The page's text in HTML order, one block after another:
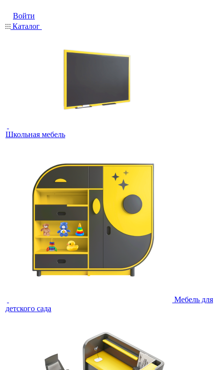
Войти
Каталог
Школьная мебель
Мебель для
детского сада